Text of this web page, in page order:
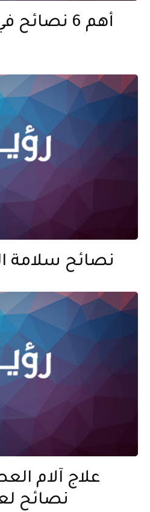
أهم 6
نصائح سلامة
نصائح